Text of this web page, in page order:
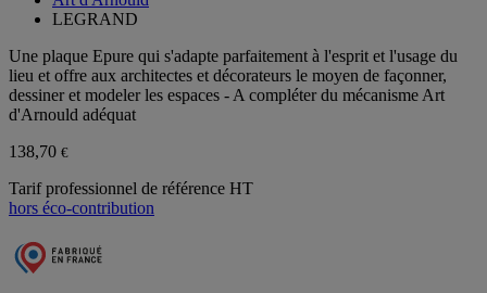
LEGRAND
Une plaque Epure qui s'adapte parfaitement à l'esprit et l'usage du
lieu et offre aux architectes et décorateurs le moyen de façonner,
dessiner et modeler les espaces - A compléter du mécanisme Art
d'Arnould adéquat
138,70 €
Tarif professionnel de référence HT
hors éco-contribution